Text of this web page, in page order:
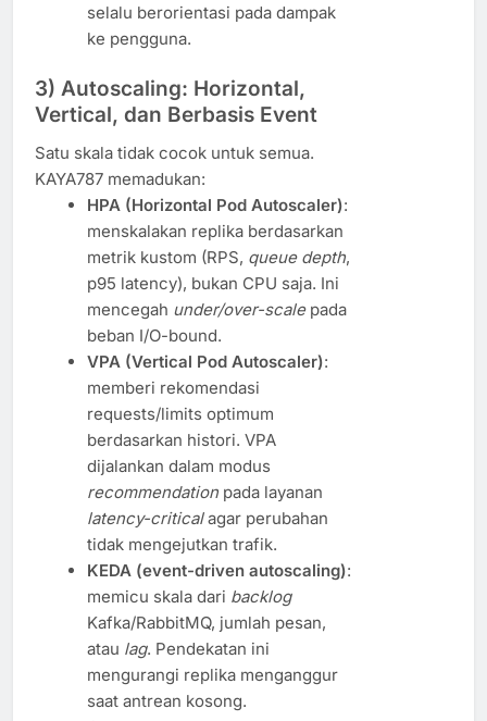
selalu berorientasi pada dampak
ke pengguna.
3) Autoscaling: Horizontal,
Vertical, dan Berbasis Event
Satu skala tidak cocok untuk semua.
KAYA787 memadukan:
HPA (Horizontal Pod Autoscaler):
menskalakan replika berdasarkan
metrik kustom (RPS, queue depth,
p95 latency), bukan CPU saja. Ini
mencegah under/over-scalepada
beban I/O-bound.
VPA (Vertical Pod Autoscaler):
memberi rekomendasi
requests/limits optimum
berdasarkan histori. VPA
dijalankan dalam modus
recommendationpada layanan
latency-criticalagar perubahan
tidak mengejutkan trafik.
KEDA (event-driven autoscaling):
memicu skala dari backlog
Kafka/RabbitMQ, jumlah pesan,
atau lag. Pendekatan ini
mengurangi replika menganggur
saat antrean kosong.